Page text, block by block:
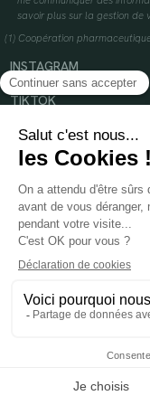
savoir plus sur la gestion de
(1) Coopération
INSTAGRAM
FACEBOOK
TIKTOK
© 2024 Oenobiol Paris
Mentions légales
Conditions Générales
Politique en matière de cookies
POUR VOTRE SANTÉ,
ne pas être utilisés comme
Réservé à l'adulte. Consulter